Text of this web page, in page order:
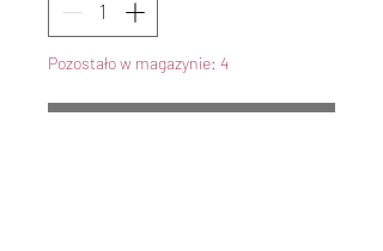
Pozostało w magazynie: 4